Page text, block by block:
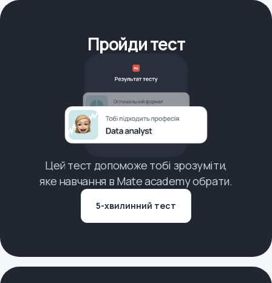
Пройди тест
Цей тест допоможе тобі зрозуміти,
яке навчання в Mate academy обрати.
5-хвилинний тест